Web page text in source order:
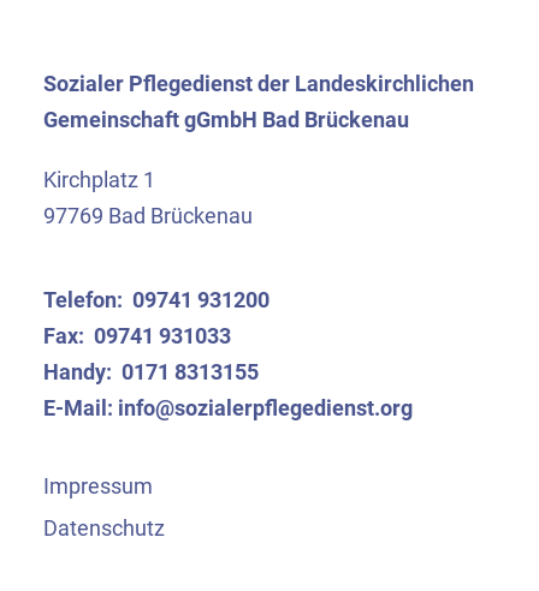
Sozialer Pflegedienst der Landeskirchlichen
Gemeinschaft gGmbH Bad Brückenau
Kirchplatz 1
97769 Bad Brückenau
Telefon: 09741 931200
Fax: 09741 931033
Handy: 0171 8313155
E-Mail: info@sozialerpflegedienst.org
Impressum
Datenschutz